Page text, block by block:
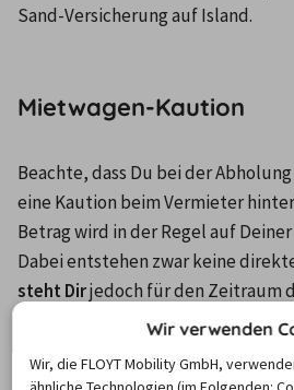
Sand-Versicherung auf Island.
Mietwagen-Kaution
Beachte, dass Du bei der
eine Kaution beim Vermieter
Betrag wird in der Regel auf
Dabei entstehen zwar keine
steht Dir jedoch für den Zeitraum
. Die Höhe der
Wir verwenden
Wir, die FLOYT Mobility GmbH,